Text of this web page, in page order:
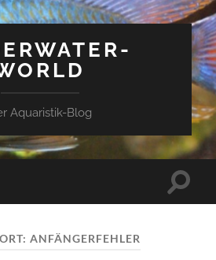
Aquaristik-Blog
ANFÄNGERFEHLER